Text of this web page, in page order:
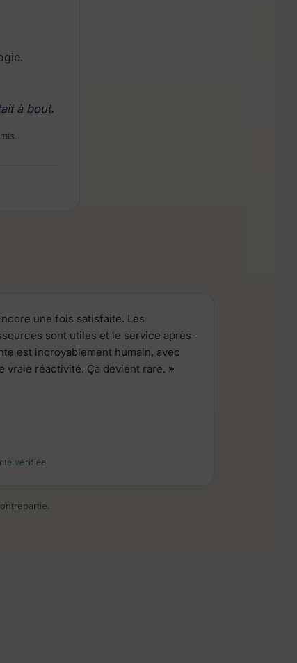
à bout.
une fois satisfaite. Les
sont utiles et le service après-
est incroyablement humain, avec
vraie réactivité. Ça devient rare. »
vérifiée